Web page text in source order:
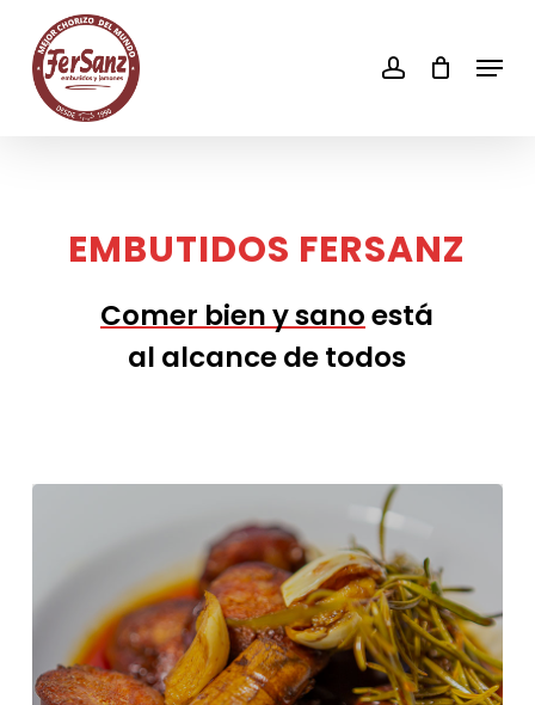
main
content
account
EMBUTIDOS FERSANZ
Comer bien y sanoestá
al alcance de todos